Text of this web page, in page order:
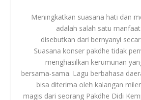
Meningkatkan suasana hati dan
adalah salah satu
disebutkan dari bernyanyi
Suasana konser pakdhe tidak
menghasilkan kerumunan
bersama-sama. Lagu berbahasa
bisa diterima oleh kalangan
magis dari seorang Pakdhe Didi